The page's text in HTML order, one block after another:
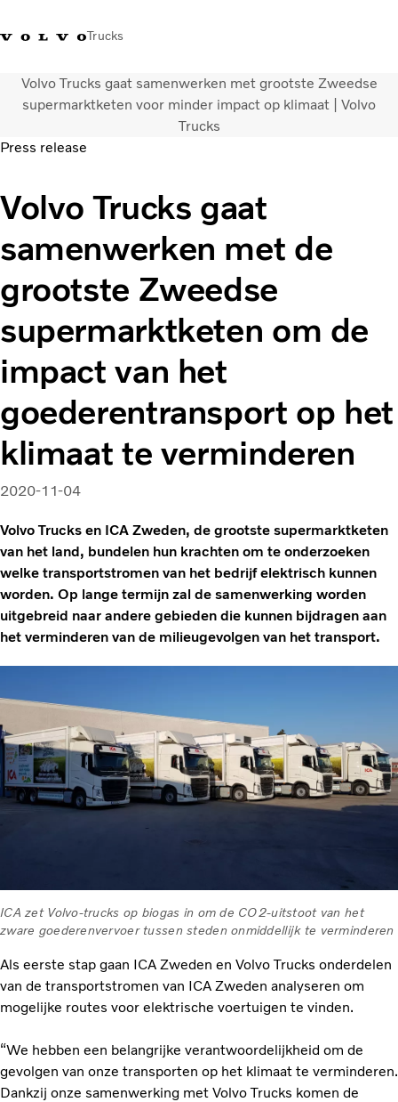
Trucks
ContactKennis vergrotenMerchandiseInloggenNederland
Transportoplossingen
Trucks
Truck Builder
Services
Dealer locator
Nieuws
Over ons
Volvo Trucks gaat samenwerken met grootste Zweedse
supermarktketen voor minder impact op klimaat | Volvo
Trucks
Press release
Volvo Trucks gaat
samenwerken met de
grootste Zweedse
supermarktketen om de
impact van het
goederentransport op het
klimaat te verminderen
2020-11-04
Volvo Trucks en ICA Zweden, de grootste supermarktketen
van het land, bundelen hun krachten om te onderzoeken
welke transportstromen van het bedrijf elektrisch kunnen
worden. Op lange termijn zal de samenwerking worden
uitgebreid naar andere gebieden die kunnen bijdragen aan
het verminderen van de milieugevolgen van het transport.
ICA zet Volvo-trucks op biogas in om de CO2-uitstoot van het
zware goederenvervoer tussen steden onmiddellijk te verminderen
Als eerste stap gaan ICA Zweden en Volvo Trucks onderdelen
van de transportstromen van ICA Zweden analyseren om
mogelijke routes voor elektrische voertuigen te vinden.
“We hebben een belangrijke verantwoordelijkheid om de
gevolgen van onze transporten op het klimaat te verminderen.
Dankzij onze samenwerking met Volvo Trucks komen de